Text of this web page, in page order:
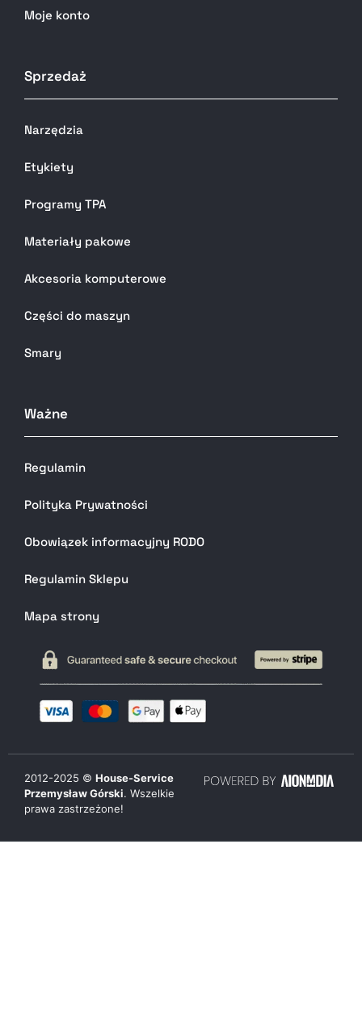
Moje konto
Sprzedaż
Narzędzia
Etykiety
Programy TPA
Materiały pakowe
Akcesoria komputerowe
Części do maszyn
Smary
Ważne
Regulamin
Polityka Prywatności
Obowiązek informacyjny RODO
Regulamin Sklepu
Mapa strony
2012-2025 © House-Service
Przemysław Górski. Wszelkie
prawa zastrzeżone!